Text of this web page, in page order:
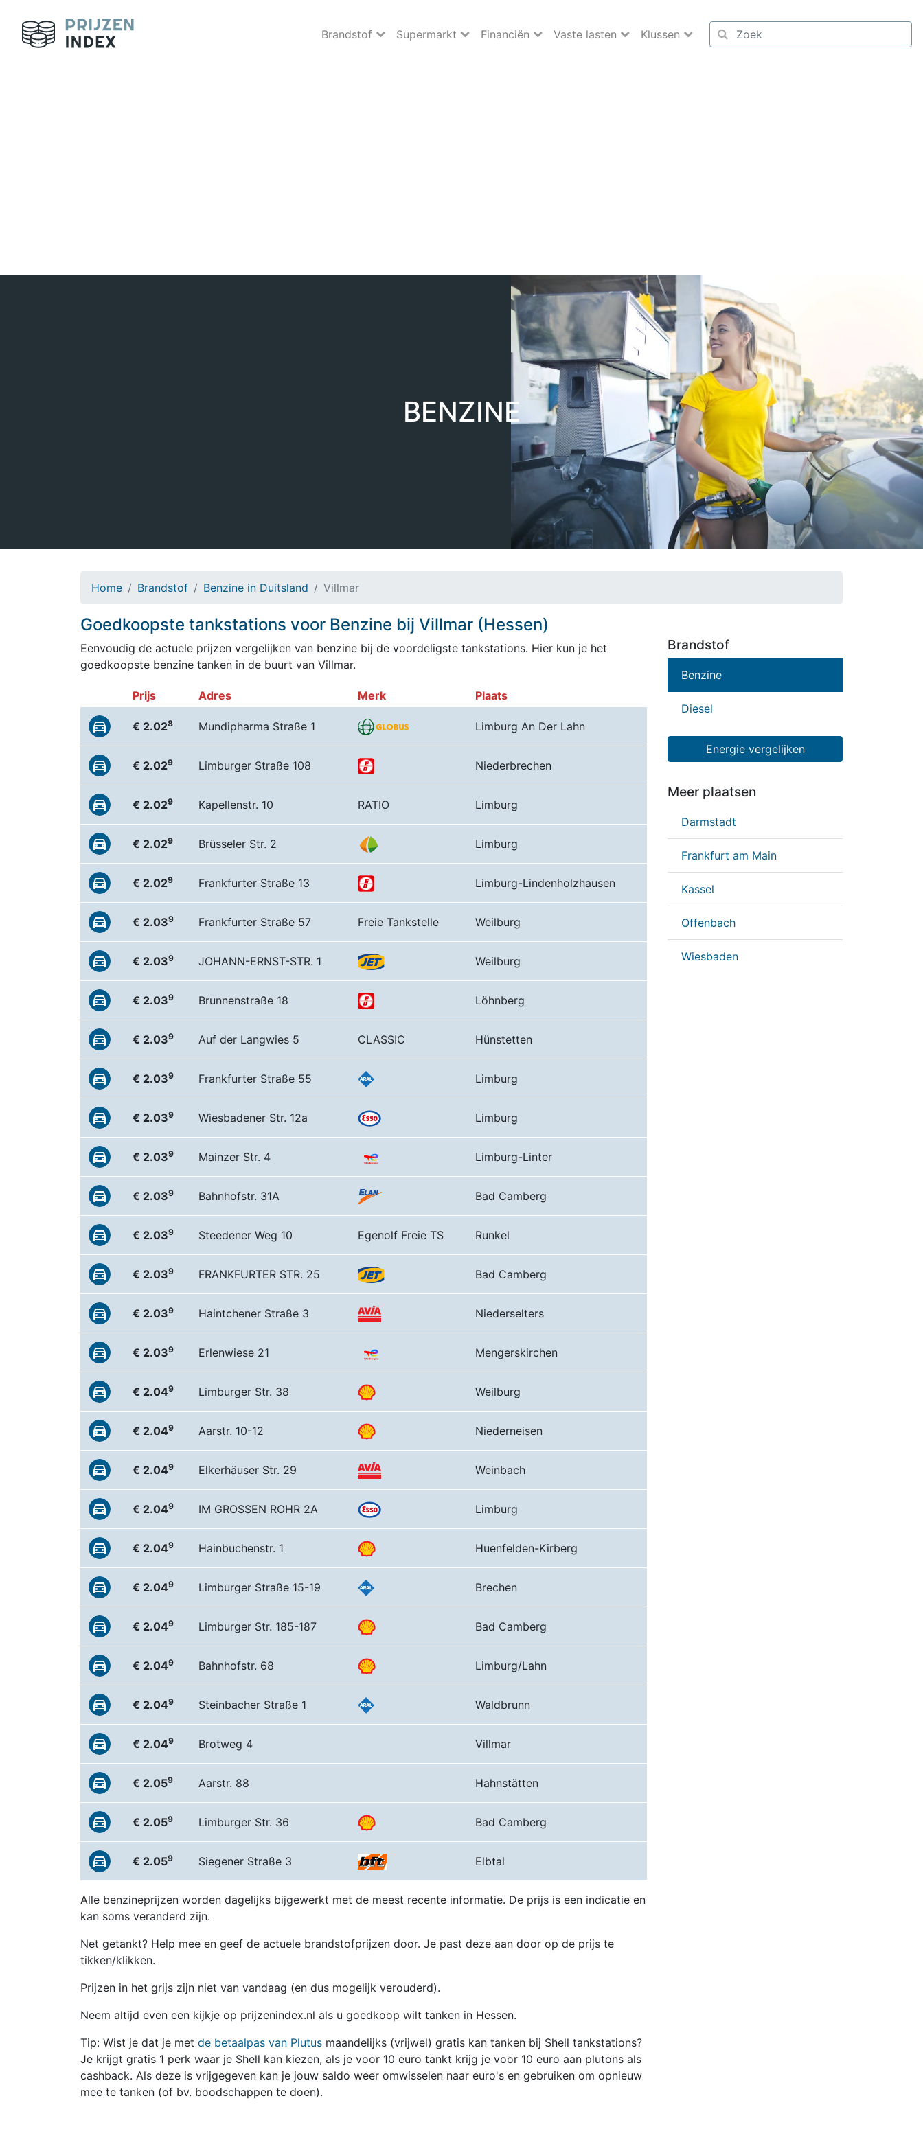
Brandstof Supermarkt Financiën Vaste lasten Klussen
BENZINE
Home Brandstof Benzine in Duitsland Villmar
Goedkoopste tankstations voor Benzine bij Villmar (Hessen)
Eenvoudig de actuele prijzen vergelijken van benzine bij de voordeligste tankstations. Hier kun je het
goedkoopste benzine tanken in de buurt van Villmar.
Prijs Adres Merk Plaats
€ 2.028 Mundipharma Straße 1 Limburg An Der Lahn
€ 2.029 Limburger Straße 108 Niederbrechen
€ 2.029 Kapellenstr. 10 RATIO Limburg
€ 2.029 Brüsseler Str. 2 Limburg
€ 2.029 Frankfurter Straße 13 Limburg-Lindenholzhausen
€ 2.039 Frankfurter Straße 57 Freie Tankstelle Weilburg
€ 2.039 JOHANN-ERNST-STR. 1 Weilburg
€ 2.039 Brunnenstraße 18 Löhnberg
€ 2.039 Auf der Langwies 5 CLASSIC Hünstetten
€ 2.039 Frankfurter Straße 55 Limburg
€ 2.039 Wiesbadener Str. 12a Limburg
€ 2.039 Mainzer Str. 4 Limburg-Linter
€ 2.039 Bahnhofstr. 31A Bad Camberg
€ 2.039 Steedener Weg 10 Egenolf Freie TS Runkel
€ 2.039 FRANKFURTER STR. 25 Bad Camberg
€ 2.039 Haintchener Straße 3 Niederselters
€ 2.039 Erlenwiese 21 Mengerskirchen
€ 2.049 Limburger Str. 38 Weilburg
€ 2.049 Aarstr. 10-12 Niederneisen
€ 2.049 Elkerhäuser Str. 29 Weinbach
€ 2.049 IM GROSSEN ROHR 2A Limburg
€ 2.049 Hainbuchenstr. 1 Huenfelden-Kirberg
€ 2.049 Limburger Straße 15-19 Brechen
€ 2.049 Limburger Str. 185-187 Bad Camberg
€ 2.049 Bahnhofstr. 68 Limburg/Lahn
€ 2.049 Steinbacher Straße 1 Waldbrunn
€ 2.049 Brotweg 4 Villmar
€ 2.059 Aarstr. 88 Hahnstätten
€ 2.059 Limburger Str. 36 Bad Camberg
€ 2.059 Siegener Straße 3 Elbtal
Alle benzineprijzen worden dagelijks bijgewerkt met de meest recente informatie. De prijs is een indicatie en
kan soms veranderd zijn.
Net getankt? Help mee en geef de actuele brandstofprijzen door. Je past deze aan door op de prijs te
tikken/klikken.
Prijzen in het grijs zijn niet van vandaag (en dus mogelijk verouderd).
Neem altijd even een kijkje op prijzenindex.nl als u goedkoop wilt tanken in Hessen.
Tip: Wist je dat je met de betaalpas van Plutus maandelijks (vrijwel) gratis kan tanken bij Shell tankstations?
Je krijgt gratis 1 perk waar je Shell kan kiezen, als je voor 10 euro tankt krijg je voor 10 euro aan plutons als
cashback. Als deze is vrijgegeven kan je jouw saldo weer omwisselen naar euro's en gebruiken om opnieuw
mee te tanken (of bv. boodschappen te doen).
Brandstof
Benzine
Diesel
Energie vergelijken
Meer plaatsen
Darmstadt
Frankfurt am Main
Kassel
Offenbach
Wiesbaden